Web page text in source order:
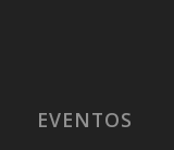
EVENTOS